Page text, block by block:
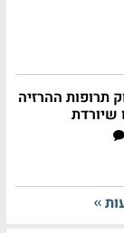
תרופות ההרזיה
שיורדת